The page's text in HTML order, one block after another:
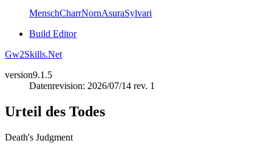
MenschCharrNornAsuraSylvari
Build Editor
Gw2Skills.Net
version9.1.5
Datenrevision: 2026/07/14 rev. 1
Urteil des Todes
Death's Judgment